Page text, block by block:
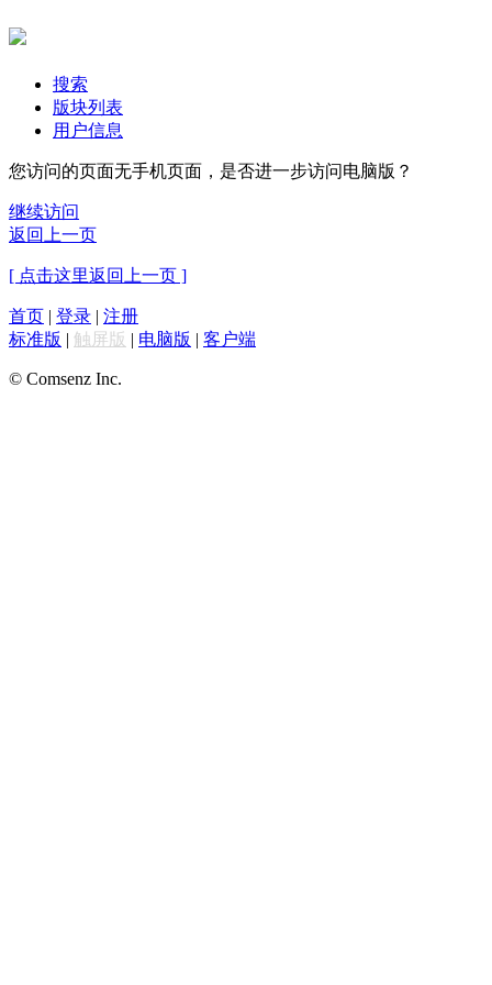
搜索
版块列表
用户信息
您访问的页面无手机页面，是否进一步访问电脑版？
继续访问
返回上一页
[ 点击这里返回上一页 ]
首页 | 登录 | 注册
标准版 | 触屏版 | 电脑版 | 客户端
© Comsenz Inc.